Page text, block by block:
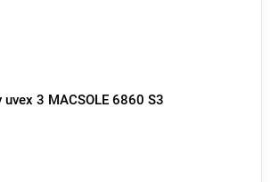
uvex 3 MACSOLE 6860 S3